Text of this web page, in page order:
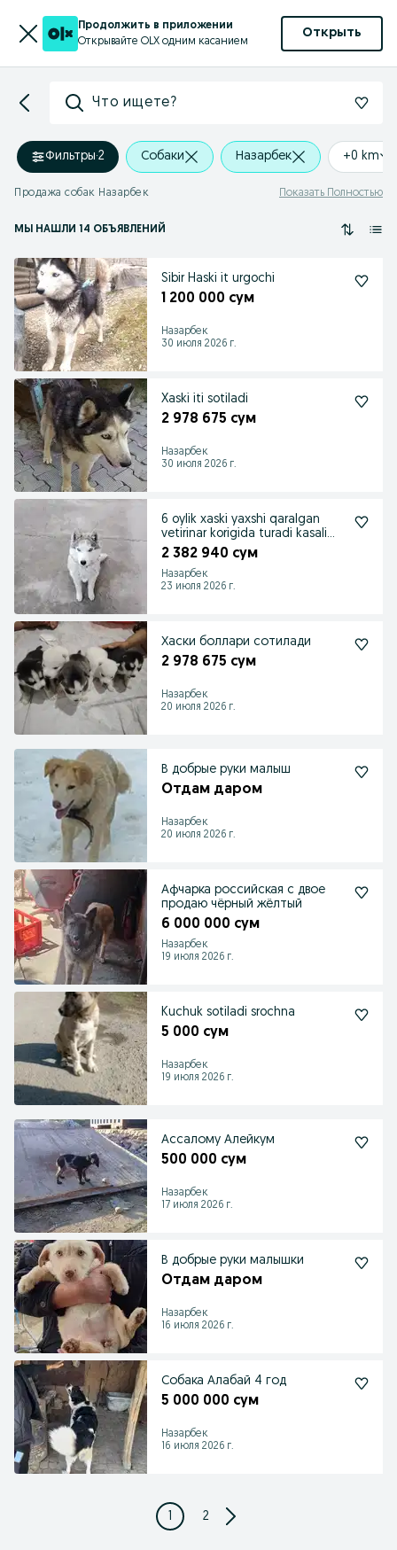
Продолжить в приложении
Открывайте OLX одним касанием
Открыть
Что ищете?
Фильтры·2 Собаки Назарбек +0 km
Продажа собак Назарбек Показать Полностью
МЫ НАШЛИ 14 ОБЪЯВЛЕНИЙ
Sibir Haski it urgochi
1 200 000 сум
Назарбек
30 июля 2026 г.
Xaski iti sotiladi
2 978 675 сум
Назарбек
30 июля 2026 г.
6 oylik xaski yaxshi qaralgan
vetirinar korigida turadi kasali
yoq ..
2 382 940 сум
Назарбек
23 июля 2026 г.
Хаски боллари сотилади
2 978 675 сум
Назарбек
20 июля 2026 г.
В добрые руки малыш
Отдам даром
Назарбек
20 июля 2026 г.
Афчарка российская с двое
продаю чёрный жёлтый
6 000 000 сум
Назарбек
19 июля 2026 г.
Kuchuk sotiladi srochna
5 000 сум
Назарбек
19 июля 2026 г.
Ассалому Алейкум
500 000 сум
Назарбек
17 июля 2026 г.
В добрые руки малышки
Отдам даром
Назарбек
16 июля 2026 г.
Собака Алабай 4 год
5 000 000 сум
Назарбек
16 июля 2026 г.
1 2